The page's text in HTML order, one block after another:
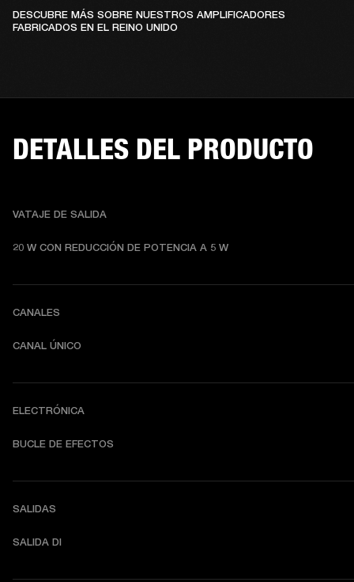
DESCUBRE MÁS SOBRE NUESTROS AMPLIFICADORES
FABRICADOS EN EL REINO UNIDO
DETALLES DEL PRODUCTO
VATAJE DE SALIDA
20 W CON REDUCCIÓN DE POTENCIA A 5 W
CANALES
CANAL ÚNICO
ELECTRÓNICA
BUCLE DE EFECTOS
SALIDAS
SALIDA DI